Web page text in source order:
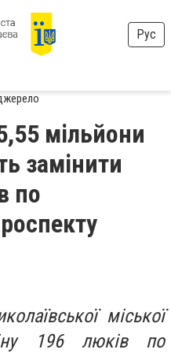
Рус
мільйони
замінити
по
міської
196 люків по